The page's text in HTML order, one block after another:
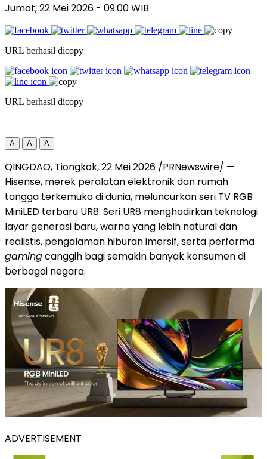
Jumat, 22 Mei 2026 - 09:00 WIB
URL berhasil dicopy
URL berhasil dicopy
A A A
QINGDAO, Tiongkok, 22 Mei 2026 /PRNewswire/ —
Hisense, merek peralatan elektronik dan rumah
tangga terkemuka di dunia, meluncurkan seri TV RGB
MiniLED terbaru UR8. Seri UR8 menghadirkan teknologi
layar generasi baru, warna yang lebih natural dan
realistis, pengalaman hiburan imersif, serta performa
gamingcanggih bagi semakin banyak konsumen di
berbagai negara.
ADVERTISEMENT